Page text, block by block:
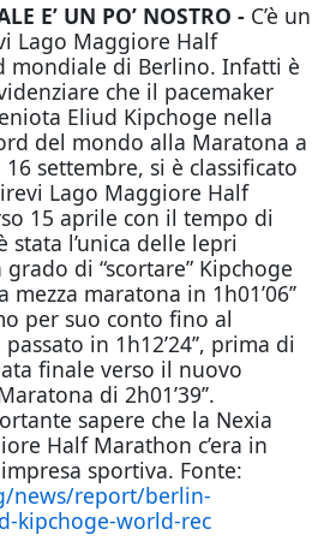
E’ UN PO’ NOSTRO - C’è un
Lago Maggiore Half
mondiale di Berlino. Infatti è
che il pacemaker
Eliud Kipchoge nella
del mondo alla Maratona a
settembre, si è classificato
Lago Maggiore Half
15 aprile con il tempo di
è stata l’unica delle lepri
di “scortare” Kipchoge
maratona in 1h01’06’’
per suo conto fino al
in 1h12’24’’, prima di
finale verso il nuovo
di 2h01’39’’.
sapere che la Nexia
Half Marathon c’era in
sportiva. Fonte:
news/report/berlin-
kipchoge-world-rec